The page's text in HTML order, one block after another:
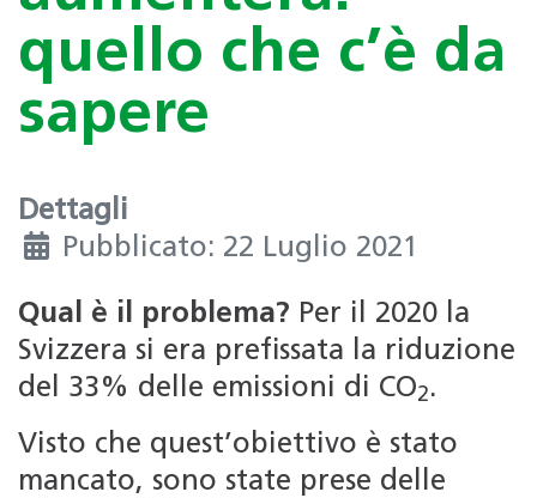
quello che c’è da
sapere
Dettagli
Pubblicato: 22 Luglio 2021
Qual è il problema? Per il 2020 la
Svizzera si era prefissata la riduzione
del 33% delle emissioni di CO2.
Visto che quest’obiettivo è stato
mancato, sono state prese delle